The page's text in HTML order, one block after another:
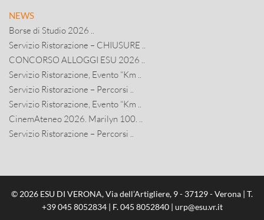
NEWS
Borse di Studio 2026 ..
Servizio Ristorazione – CHIUSURE ..
CONCORSO ALLOGGI ESU 2026 ..
Servizio Ristorazione, Evento “Km ..
Servizio Ristorazione – Percorsi ..
Servizio Ristorazione, Evento “Km ..
CinemAteneo 2026. Marilyn 100. ..
Servizio Ristorazione – Percorsi ..
© 2026 ESU DI VERONA, Via dell’Artigliere, 9 - 37129 - Verona | T.
+39 045 8052834| F. 045 8052840 | urp@esu.vr.it